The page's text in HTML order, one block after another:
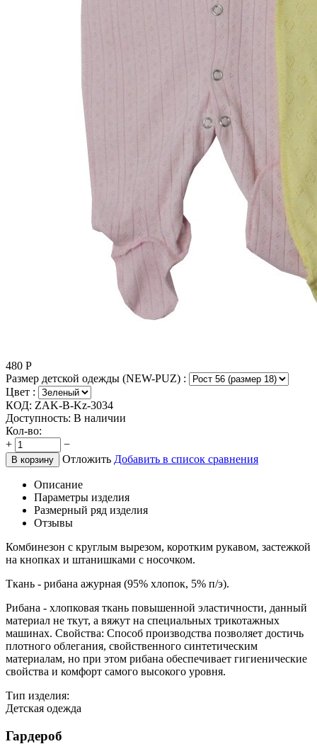
480 Р
Размер детской одежды (NEW-PUZ) :
Цвет :
КОД: ZAK-B-Kz-3034
Доступность: В наличии
Кол-во:
+
−
В корзину Отложить Добавить в список сравнения
Описание
Параметры изделия
Размерный ряд изделия
Отзывы
Комбинезон с круглым вырезом, коротким рукавом, застежкой
на кнопках и штанишками с носочком.
Ткань - рибана ажурная (95% хлопок, 5% п/э).
Рибана - хлопковая ткань повышенной эластичности, данный
материал не ткут, а вяжут на специальных трикотажных
машинах. Свойства: Способ производства позволяет достичь
плотного облегания, свойственного синтетическим
материалам, но при этом рибана обеспечивает гигиенические
свойства и комфорт самого высокого уровня.
Тип изделия:
Детская одежда
Гардероб